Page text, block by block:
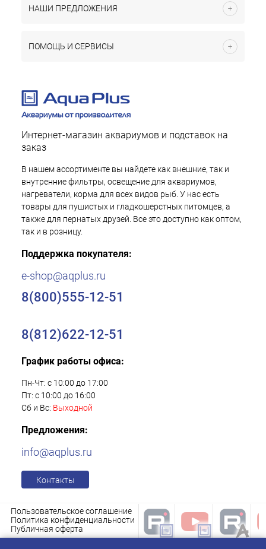
НАШИ ПРЕДЛОЖЕНИЯ
ПОМОЩЬ И СЕРВИСЫ
Интернет-магазин аквариумов и подставок на
заказ
В нашем ассортименте вы найдете как внешние, так и
внутренние фильтры, освещение для аквариумов,
нагреватели, корма для всех видов рыб. У нас есть
товары для пушистых и гладкошерстных питомцев, а
также для пернатых друзей. Все это доступно как оптом,
так и в розницу.
Поддержка покупателя:
e-shop@aqplus.ru
8(800)555-12-51
8(812)622-12-51
График работы офиса:
Пн-Чт: с 10:00 до 17:00
Пт: с 10:00 до 16:00
Сб и Вс: Выходной
Предложения:
info@aqplus.ru
Контакты
Пользовательское соглашение
Политика конфиденциальности
Публичная оферта